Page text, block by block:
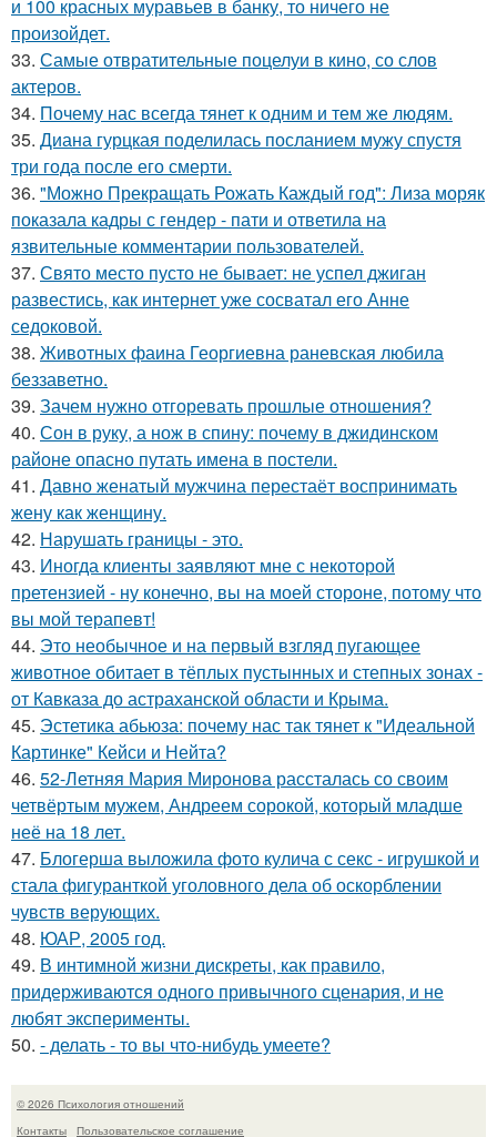
и 100 красных муравьев в банку, то ничего не
произойдет.
33. Самые отвратительные поцелуи в кино, со слов
актеров.
34. Почему нас всегда тянет к одним и тем же людям.
35. Диана гурцкая поделилась посланием мужу спустя
три года после его смерти.
36. "Можно Прекращать Рожать Каждый год": Лиза моряк
показала кадры с гендер - пати и ответила на
язвительные комментарии пользователей.
37. Свято место пусто не бывает: не успел джиган
развестись, как интернет уже сосватал его Анне
седоковой.
38. Животных фаина Георгиевна раневская любила
беззаветно.
39. Зачем нужно отгоревать прошлые отношения?
40. Сон в руку, а нож в спину: почему в джидинском
районе опасно путать имена в постели.
41. Давно женатый мужчина перестаёт воспринимать
жену как женщину.
42. Нарушать границы - это.
43. Иногда клиенты заявляют мне с некоторой
претензией - ну конечно, вы на моей стороне, потому что
вы мой терапевт!
44. Это необычное и на первый взгляд пугающее
животное обитает в тёплых пустынных и степных зонах -
от Кавказа до астраханской области и Крыма.
45. Эстетика абьюза: почему нас так тянет к "Идеальной
Картинке" Кейси и Нейта?
46. 52-Летняя Мария Миронова рассталась со своим
четвёртым мужем, Андреем сорокой, который младше
неё на 18 лет.
47. Блогерша выложила фото кулича с секс - игрушкой и
стала фигуранткой уголовного дела об оскорблении
чувств верующих.
48. ЮАР, 2005 год.
49. В интимной жизни дискреты, как правило,
придерживаются одного привычного сценария, и не
любят эксперименты.
50. - делать - то вы что-нибудь умеете?
© 2026 Психология отношений
Контакты
Пользовательское соглашение